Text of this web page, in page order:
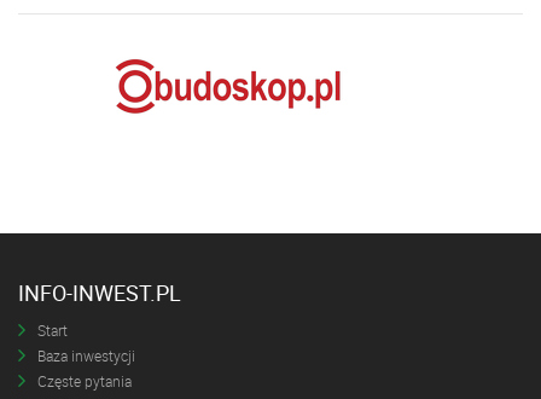
INFO-INWEST.PL
Start
Baza inwestycji
Częste pytania